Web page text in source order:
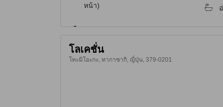
หน้า)
โลเคชั่น
โทะมิโอะกะ, ทากาซากิ, ญี่ปุ่น, 379-0201